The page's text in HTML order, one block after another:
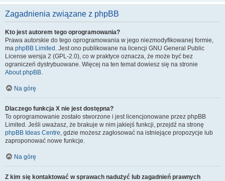
Zagadnienia związane z phpBB
Kto jest autorem tego oprogramowania?
Prawa autorskie do tego oprogramowania w jego niezmodyfikowanej formie,
ma phpBB Limited . Jest ono publikowane na licencji GNU General Public
License wersja 2 (GPL-2.0), co w praktyce oznacza, że może być bez
ograniczeń dystrybuowane. Więcej na ten temat dowiesz się na stronie
About phpBB.
Na górę
Dlaczego funkcja X nie jest dostępna?
To oprogramowanie zostało stworzone i jest licencjonowane przez phpBB
Limited. Jeśli uważasz, że brakuje w nim jakiejś funkcji, przejdź na stronę
phpBB Ideas Centre, gdzie możesz zagłosować na istniejące propozycje lub
zaproponować nowe funkcje.
Na górę
Z kim się kontaktować w sprawach nadużyć lub zagadnień prawnych